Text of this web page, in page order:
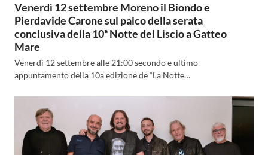
Venerdì 12 settembre Moreno il Biondo e
Pierdavide Carone sul palco della serata
conclusiva della 10ª Notte del Liscio a Gatteo
Mare
Venerdì 12 settembre alle 21:00 secondo e ultimo
appuntamento della 10a edizione de “La Notte…